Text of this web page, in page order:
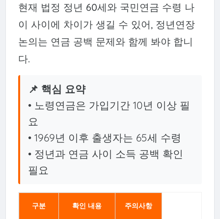
현재 법정 정년 60세와 국민연금 수령 나
이 사이에 차이가 생길 수 있어, 정년연장
논의는 연금 공백 문제와 함께 봐야 합니
다.
📌 핵심 요약
• 노령연금은 가입기간 10년 이상 필
요
• 1969년 이후 출생자는 65세 수령
• 정년과 연금 사이 소득 공백 확인
필요
구분 확인 내용 주의사항